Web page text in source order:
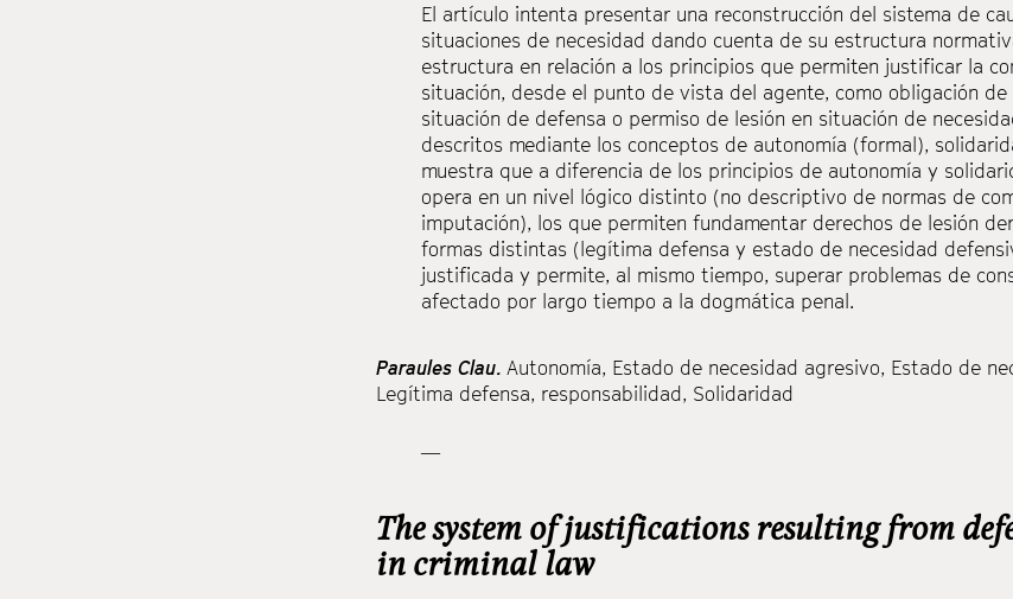
El artículo intenta presentar una reconstrucción del sistema de
situaciones de necesidad dando cuenta de su estructura
estructura en relación a los principios que permiten justificar la
situación, desde el punto de vista del agente, como obligación
situación de defensa o permiso de lesión en situación de
descritos mediante los conceptos de autonomía (formal),
muestra que a diferencia de los principios de autonomía y
opera en un nivel lógico distinto (no descriptivo de normas de
imputación), los que permiten fundamentar derechos de lesión
formas distintas (legítima defensa y estado de necesidad
justificada y permite, al mismo tiempo, superar problemas de
afectado por largo tiempo a la dogmática penal.
Paraules Clau. Autonomía, Estado de necesidad agresivo, Estado de
Legítima defensa, responsabilidad, Solidaridad
—
The system of justifications resulting from
in criminal law